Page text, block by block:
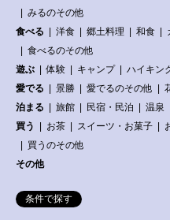
みるのその他
食べる
洋食 郷土料理 和食
食べるのその他
遊ぶ
体験 キャンプ ハイキン
愛でる
景勝 愛でるのその他
泊まる
旅館 民宿・民泊 温泉
買う
お茶 スイーツ・お菓子
買うのその他
その他
条件で探す